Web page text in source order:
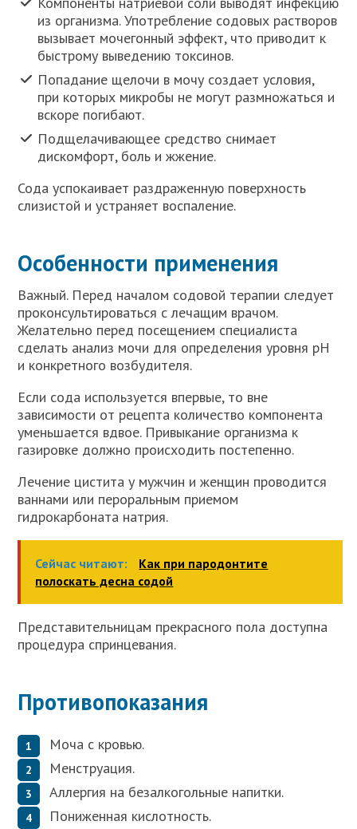
из организма. Употребление содовых растворов
вызывает мочегонный эффект, что приводит к
быстрому выведению токсинов.
Попадание щелочи в мочу создает условия,
при которых микробы не могут размножаться и
вскоре погибают.
Подщелачивающее средство снимает
дискомфорт, боль и жжение.
Сода успокаивает раздраженную поверхность
слизистой и устраняет воспаление.
Особенности применения
Важный. Перед началом содовой терапии следует
проконсультироваться с лечащим врачом.
Желательно перед посещением специалиста
сделать анализ мочи для определения уровня рН
и конкретного возбудителя.
Если сода используется впервые, то вне
зависимости от рецепта количество компонента
уменьшается вдвое. Привыкание организма к
газировке должно происходить постепенно.
Лечение цистита у мужчин и женщин проводится
ваннами или пероральным приемом
гидрокарбоната натрия.
Сейчас читают:
Как при пародонтите
полоскать десна содой
Представительницам прекрасного пола доступна
процедура спринцевания.
Противопоказания
Моча с кровью.
Менструация.
Аллергия на безалкогольные напитки.
Пониженная кислотность.